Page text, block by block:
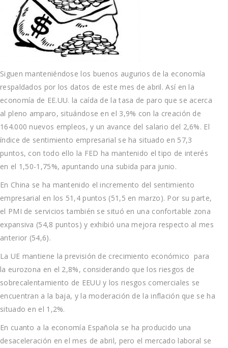
Siguen manteniéndose los buenos augurios de la economía
respaldados por los datos de este mes de abril. Así en la
economía de EE.UU. la caída de la tasa de paro que se acerca
al pleno amparo, situándose en el 3,9% con la creación de
164.000 nuevos empleos, y un avance del salario del 2,6%. El
índice de sentimiento empresarial se ha situado en 57,3
puntos, con todo ello la FED ha mantenido el tipo de interés
en el 1,50-1,75%, apuntando una subida para junio.
En China se ha mantenido el incremento del sentimiento
empresarial en los 51,4 puntos (51,5 en marzo). Por su parte,
el PMI de servicios también se situó en una confortable zona
expansiva (54,8 puntos) y exhibió una mejora respecto al mes
anterior (54,6).
La UE mantiene la previsión de crecimiento económico para
la eurozona en el 2,8%, considerando que los riesgos de
sobrecalentamiento de EEUU y los riesgos comerciales se
encuentran a la baja, y la moderación de la inflación que se ha
situado en el 1,2%.
En cuanto a la economía Española se ha producido una
desaceleración en el mes de abril, pero el mercado laboral se